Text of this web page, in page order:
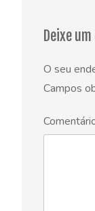
Deixe
O seu
Campos